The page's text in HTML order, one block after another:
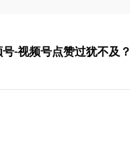
-视频号点赞过犹不及？